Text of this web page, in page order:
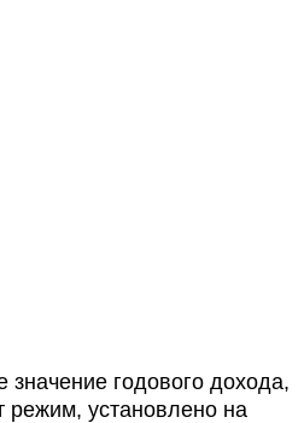
значение годового дохода,
режим, установлено на